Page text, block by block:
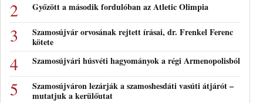
Győzött a második fordulóban az Atletic Olimpia
Szamosújvár orvosának rejtett írásai, dr. Frenkel Ferenc
kötete
Szamosújvári húsvéti hagyományok a régi Armenopolisból
Szamosújváron lezárják a szamoshesdáti vasúti átjárót –
mutatjuk a kerülőutat